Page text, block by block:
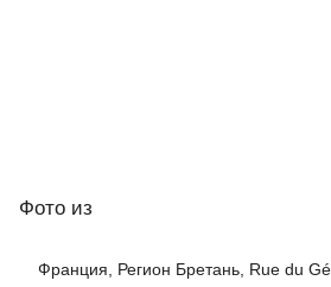
Фото из
Франция, Регион Бретань, Rue du